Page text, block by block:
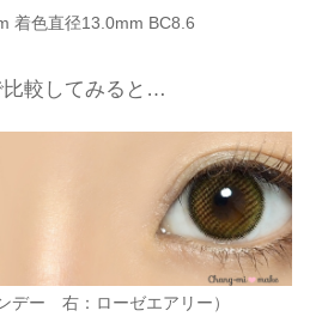
着色直径13.0mm BC8.6
比較してみると…
デー 右：ローゼエアリー）